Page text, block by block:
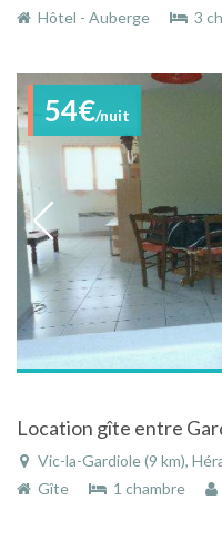
Hôtel - Auberge
3
54€/nuit
Location gîte entre
Vic-la-Gardiole (9 km),
Gîte
1 chambre